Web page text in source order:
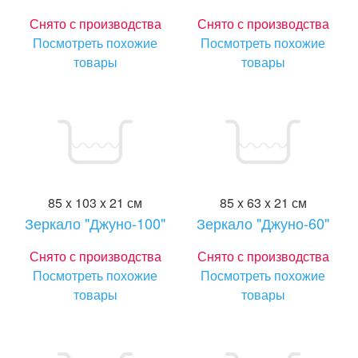
Снято с производства
Посмотреть похожие
товары
Снято с производства
Посмотреть похожие
товары
85 x 103 x 21 см
Зеркало "Джуно-100"
Снято с производства
Посмотреть похожие
товары
85 x 63 x 21 см
Зеркало "Джуно-60"
Снято с производства
Посмотреть похожие
товары